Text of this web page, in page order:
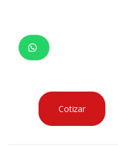
Cotizar